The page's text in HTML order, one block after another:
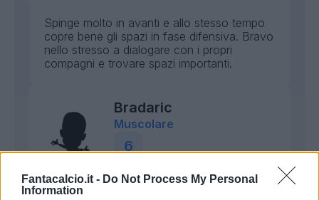
Fantacalcio.it - Do Not Process My Personal
Information
Spinge molto in avanti e allo stesso tempo
copre bene gli spazi in fase difensiva. Bravo
nello stresso a dialogare con i propri
compagni e trovare spazi importanti.
Bradaric
Muscolare
6
- NESSUNO -